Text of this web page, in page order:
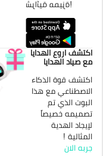
شرائية مميزة!
اكتشف اروع الهدايا
مع صياد الهدايا
اكتشف قوة الذكاء
الاصطناعي مع هذا
البوت الذي تم
تصميمه خصيصاً
لإيجاد الهدية
المثالية !
جربه الان